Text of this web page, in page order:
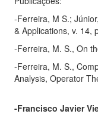
-Ferreira, M S.;
& Applications, v. 14,
-Ferreira, M. S., On
-Ferreira, M. S.,
Analysis, Operator
-Francisco Javier